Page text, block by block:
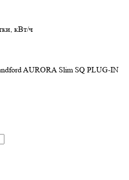
кВт/ч
AURORA Slim SQ PLUG-IN